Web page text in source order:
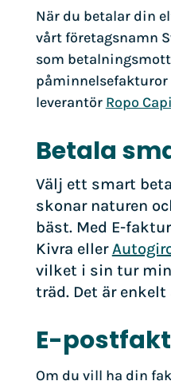
När du betalar din
vårt företagsnamn
som
leverantör Ropo
Betala
Välj ett smart
skonar naturen
bäst. Med E-
Kivra eller
vilket i sin tur
träd. Det är
E-
Om du vill ha din